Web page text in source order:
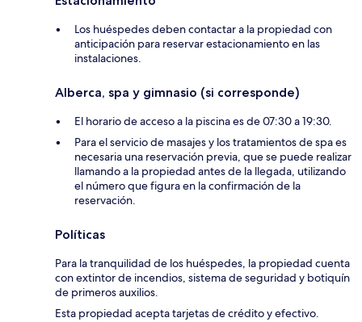
Los huéspedes deben contactar a la propiedad con
anticipación para reservar estacionamiento en las
instalaciones.
Alberca, spa y gimnasio (si corresponde)
El horario de acceso a la piscina es de 07:30 a 19:30.
Para el servicio de masajes y los tratamientos de spa es
necesaria una reservación previa, que se puede realizar
llamando a la propiedad antes de la llegada, utilizando
el número que figura en la confirmación de la
reservación.
Políticas
Para la tranquilidad de los huéspedes, la propiedad cuenta
con extintor de incendios, sistema de seguridad y botiquín
de primeros auxilios.
Esta propiedad acepta tarjetas de crédito y efectivo.